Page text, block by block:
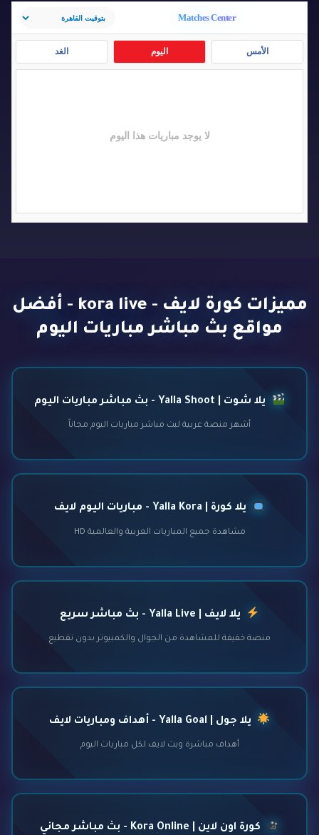
Matches Center
الأمس اليوم الغد
لا يوجد مباريات هذا اليوم
مميزات كورة لايف - kora live - أفضل
مواقع بث مباشر مباريات اليوم
يلا شوت | Yalla Shoot - بث مباشر مباريات اليوم
أشهر منصة عربية لبث مباشر مباريات اليوم مجاناً
يلا كورة | Yalla Kora - مباريات اليوم لايف
مشاهدة جميع المباريات العربية والعالمية HD
يلا لايف | Yalla Live - بث مباشر سريع
منصة خفيفة للمشاهدة من الجوال والكمبيوتر بدون تقطيع
يلا جول | Yalla Goal - أهداف ومباريات لايف
أهداف مباشرة وبث لايف لكل مباريات اليوم
كورة اون لاين | Kora Online - بث مباشر مجاني